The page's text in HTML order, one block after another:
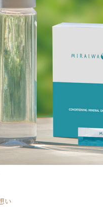
アイケア
男性向け
い